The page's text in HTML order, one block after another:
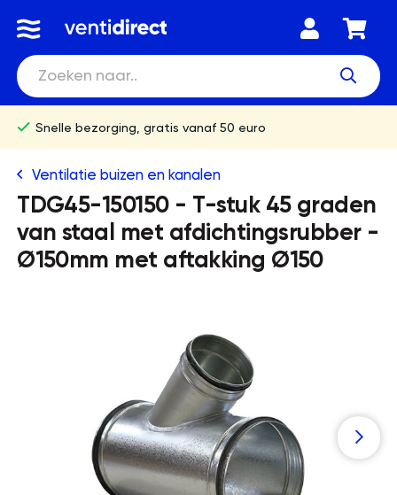
Snelle bezorging, gratis vanaf 50 euro
Ventilatie buizen en kanalen
TDG45-150150 - T-stuk 45 graden
van staal met afdichtingsrubber -
Ø150mm met aftakking Ø150